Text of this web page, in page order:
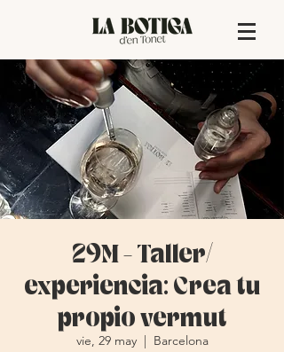
29M - Taller/
experiencia: Crea tu
propio vermut
vie, 29 may
  |
Barcelona